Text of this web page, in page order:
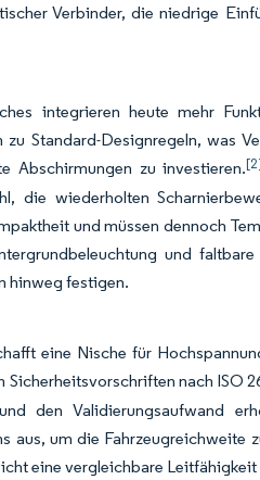
Verbinder, die niedrige
integrieren heute mehr
Standard-Designregeln, was
Abschirmungen zu investieren.
die wiederholten
und müssen dennoch
und
hinweg festigen.
eine Nische für
Sicherheitsvorschriften nach ISO
den Validierungsaufwand
um die Fahrzeugreichweite
eine vergleichbare